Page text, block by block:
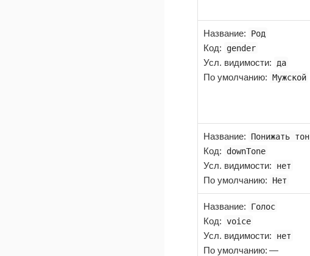
Название: Род
Код: gender
Усл. видимости: да
По умолчанию: Мужской
Название: Понижать тон
Код: downTone
Усл. видимости: нет
По умолчанию: Нет
Название: Голос
Код: voice
Усл. видимости: нет
По умолчанию: —